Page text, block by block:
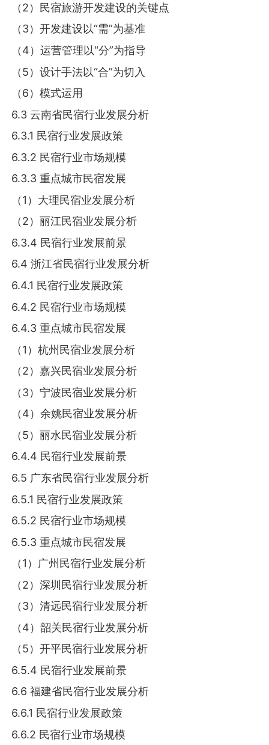
（2）民宿旅游开发建设的关键点
（3）开发建设以“需”为基准
（4）运营管理以“分”为指导
（5）设计手法以“合”为切入
（6）模式运用
6.3 云南省民宿行业发展分析
6.3.1 民宿行业发展政策
6.3.2 民宿行业市场规模
6.3.3 重点城市民宿发展
（1）大理民宿业发展分析
（2）丽江民宿业发展分析
6.3.4 民宿行业发展前景
6.4 浙江省民宿行业发展分析
6.4.1 民宿行业发展政策
6.4.2 民宿行业市场规模
6.4.3 重点城市民宿发展
（1）杭州民宿业发展分析
（2）嘉兴民宿业发展分析
（3）宁波民宿业发展分析
（4）余姚民宿业发展分析
（5）丽水民宿业发展分析
6.4.4 民宿行业发展前景
6.5 广东省民宿行业发展分析
6.5.1 民宿行业发展政策
6.5.2 民宿行业市场规模
6.5.3 重点城市民宿发展
（1）广州民宿行业发展分析
（2）深圳民宿行业发展分析
（3）清远民宿行业发展分析
（4）韶关民宿行业发展分析
（5）开平民宿行业发展分析
6.5.4 民宿行业发展前景
6.6 福建省民宿行业发展分析
6.6.1 民宿行业发展政策
6.6.2 民宿行业市场规模